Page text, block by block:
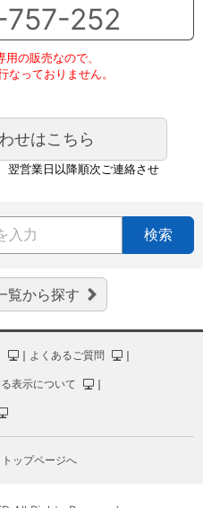
757-252
の販売なので、
なっておりません。
せはこちら
翌営業日以降順次ご連絡させ
検索
覧から探す
｜ よくあるご質問 ｜
表示について ｜
トップページへ